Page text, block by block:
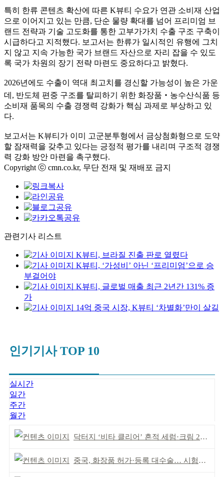
특히 한류 콘텐츠 확산에 따른 K뷰티 수요가 연관 소비재 산업
으로 이어지고 있는 만큼, 단순 물량 확대를 넘어 프리미엄 브
랜드 전략과 기술 고도화를 통한 고부가가치 수출 구조 구축이
시급하다고 지적했다. 보고서는 한류가 일시적인 유행에 그치
지 않고 지속 가능한 국가 브랜드 자산으로 자리 잡을 수 있도
록 국가 차원의 장기 전략 마련도 중요하다고 밝혔다.
2026년에도 수출이 역대 최고치를 경신할 가능성이 높은 가운
데, 반도체 편중 구조를 탈피하기 위한 화장품‧농수산식품 등
소비재 품목의 수출 경쟁력 강화가 핵심 과제로 부상하고 있
다.
보고서는 K뷰티가 이미 고군분투형에서 금상첨화형으로 도약
할 잠재력을 갖추고 있다는 긍정적 평가를 내리며 구조적 경쟁
력 강화 방안 마련을 촉구했다.
Copyright ⓒ cmn.co.kr, 무단 전재 및 재배포 금지
관련기사 리스트
K뷰티, 브라질 진출 판로 열렸다
K뷰티, ‘가성비’ 아닌 ‘프리미엄’으로 승
부걸어야
K뷰티, 글로벌 매출 최근 2년간 131% 증
가
14억 중국 시장, K뷰티 ‘차별화’만이 살길
인기기사 TOP 10
실시간
일간
주간
월간
닥터지 ‘비타 클리어’ 흔적 세럼·크림 2종 출시
중국, 화장품 허가·등록 대수술… 시험자료 공용 허용